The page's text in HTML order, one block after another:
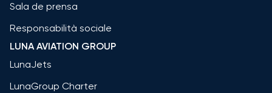
Sala de prensa
Responsabilità sociale
LUNA AVIATION GROUP
LunaJets
LunaGroup Charter